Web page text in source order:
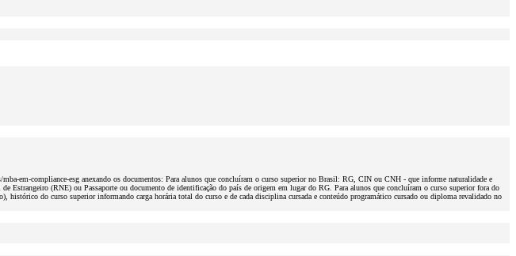
em-compliance-esg anexando os documentos: Para alunos que concluíram o curso superior no Brasil: RG, CIN ou CNH - que informe naturalidade e
Estrangeiro (RNE) ou Passaporte ou documento de identificação do país de origem em lugar do RG. Para alunos que concluíram o curso superior fora do
histórico do curso superior informando carga horária total do curso e de cada disciplina cursada e conteúdo programático cursado ou diploma revalidado no